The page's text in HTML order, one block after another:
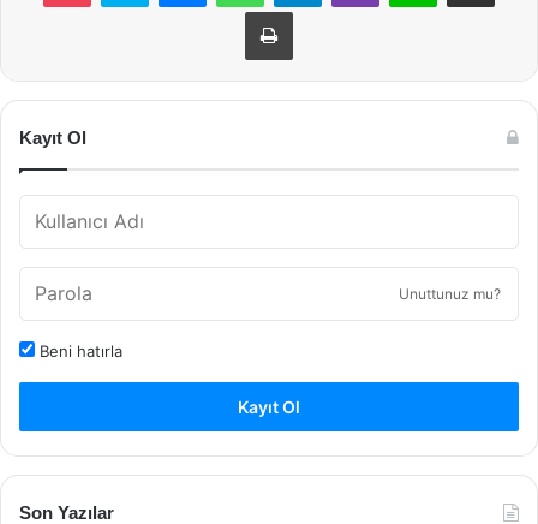
Yazdır
Kayıt Ol
Unuttunuz mu?
Beni hatırla
Kayıt Ol
Son Yazılar